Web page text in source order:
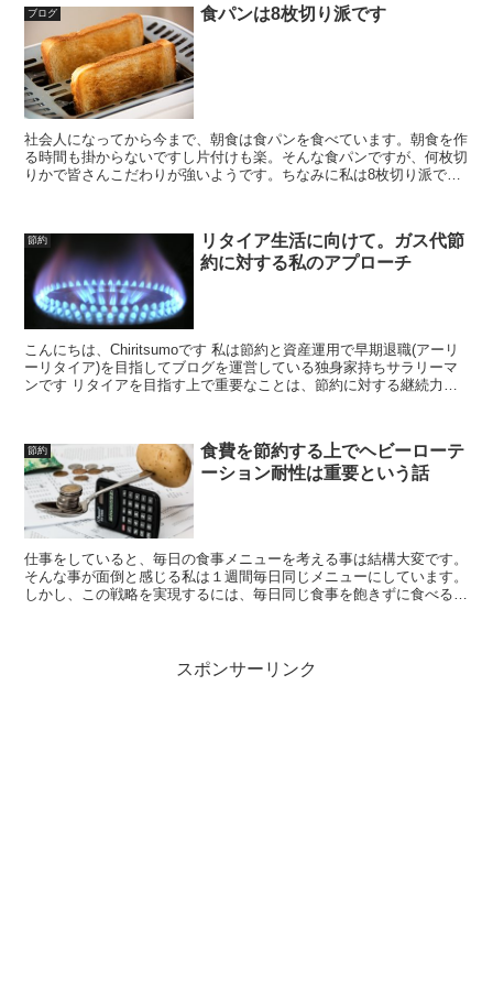
ブログ 食パンは8枚切り派です
社会人になってから今まで、朝食は食パンを食べています。朝食を作
る時間も掛からないですし片付けも楽。そんな食パンですが、何枚切
りかで皆さんこだわりが強いようです。ちなみに私は8枚切り派で
節約
リタイア生活に向けて。ガス代節
約に対する私のアプローチ
こんにちは、Chiritsumoです 私は節約と資産運用で早期退職(アーリ
ーリタイア)を目指してブログを運営している独身家持ちサラリーマ
ンです リタイアを目指す上で重要なことは、節約に対する継続力・
節約
食費を節約する上でヘビーローテ
ーション耐性は重要という話
仕事をしていると、毎日の食事メニューを考える事は結構大変です。
そんな事が面倒と感じる私は１週間毎日同じメニューにしています。
しかし、この戦略を実現するには、毎日同じ食事を飽きずに食べると
スポンサーリンク